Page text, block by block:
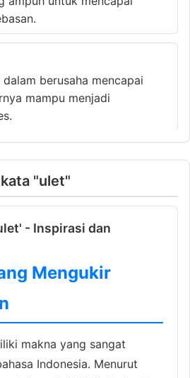
dalam berusaha mencapai
mampu menjadi
"ulet"
- Inspirasi dan
Mengukir
makna yang sangat
Indonesia. Menurut